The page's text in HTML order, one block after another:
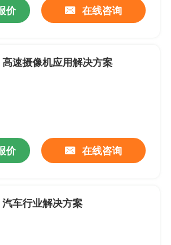
价 在线咨询
高速摄像机应用解决方案
价 在线咨询
汽车行业解决方案